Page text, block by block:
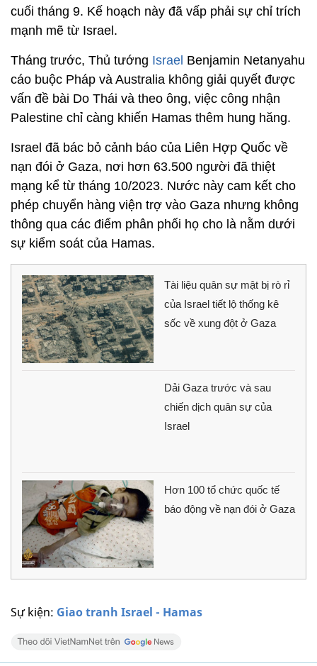
Sự kiện: Giao tranh Israel - Hamas
cuối tháng 9. Kế hoạch này đã vấp phải sự chỉ trích
mạnh mẽ từ Israel.
Tháng trước, Thủ tướng Israel Benjamin Netanyahu
cáo buộc Pháp và Australia không giải quyết được
vấn đề bài Do Thái và theo ông, việc công nhận
Palestine chỉ càng khiến Hamas thêm hung hăng.
Israel đã bác bỏ cảnh báo của Liên Hợp Quốc về
nạn đói ở Gaza, nơi hơn 63.500 người đã thiệt
mạng kể từ tháng 10/2023. Nước này cam kết cho
phép chuyển hàng viện trợ vào Gaza nhưng không
thông qua các điểm phân phối họ cho là nằm dưới
sự kiểm soát của Hamas.
Tài liệu quân sự mật bị rò rỉ
của Israel tiết lộ thống kê
sốc về xung đột ở Gaza
Dải Gaza trước và sau
chiến dịch quân sự của
Israel
Hơn 100 tổ chức quốc tế
báo động về nạn đói ở Gaza